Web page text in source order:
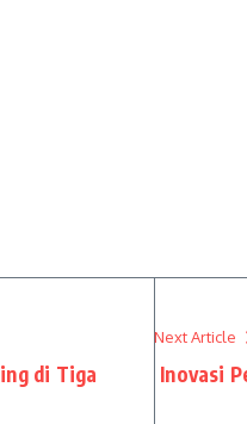
di Tiga
Next Article
Inovasi